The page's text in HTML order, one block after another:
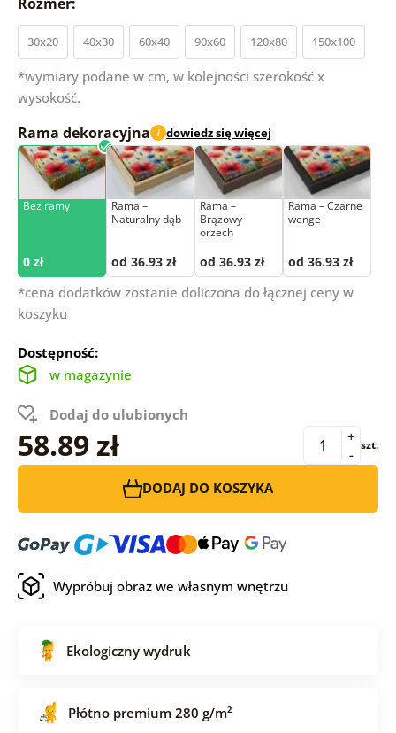
30x20 40x30 60x40 90x60 120x80 150x100
*wymiary podane w cm, w kolejności szerokość x
wysokość.
Rama dekoracyjna i dowiedz się więcej
Bez ramy
0 zł
Rama –
Naturalny dąb
od 36.93 zł
Rama –
Brązowy
orzech
od 36.93 zł
Rama – Czarne
wenge
od 36.93 zł
*cena dodatków zostanie doliczona do łącznej ceny w
koszyku
Dostępność:
w magazynie
Dodaj do ulubionych
58.89 zł -
+ szt.
DODAJ DO KOSZYKA
Wypróbuj obraz we własnym wnętrzu
Ekologiczny wydruk
Płótno premium 280 g/m²